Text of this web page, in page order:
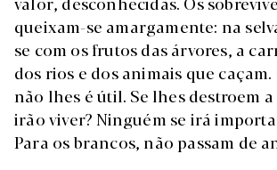
queixam-se amargamente: na
se com os frutos das árvores, a
dos rios e dos animais que
não lhes é útil. Se lhes destroem a
irão viver? Ninguém se irá
Para os brancos, não passam de